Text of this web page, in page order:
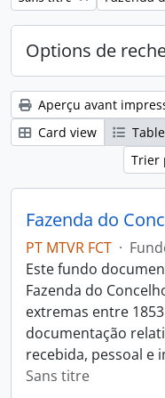
Options de
Aperçu avant
Card view
Trier
Fazenda do
PT MTVR FCT ·
Este fundo
Fazenda do
extremas entre
documentação
recebida, pessoal e
Sans titre